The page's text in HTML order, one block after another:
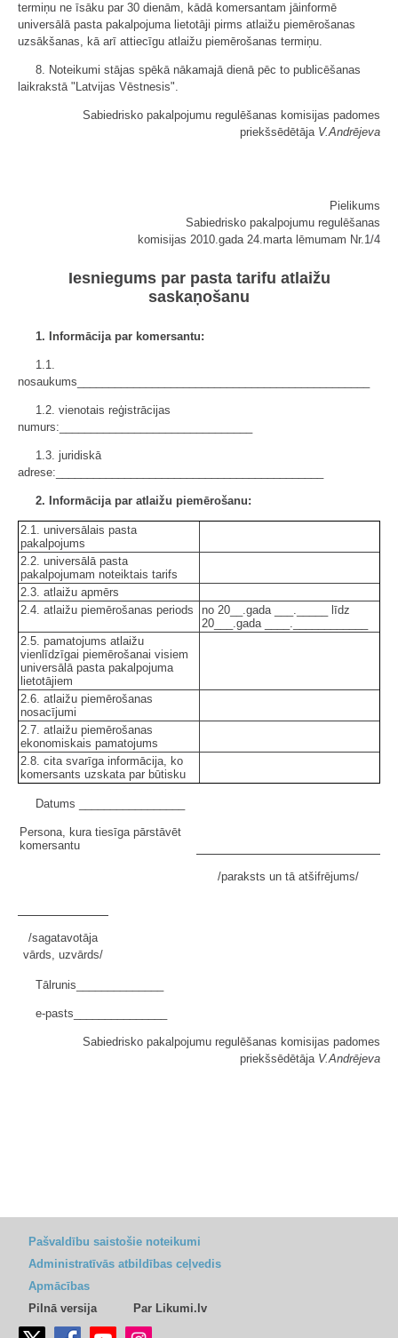
termiņu ne īsāku par 30 dienām, kādā komersantam jāinformē
universālā pasta pakalpojuma lietotāji pirms atlaižu piemērošanas
uzsākšanas, kā arī attiecīgu atlaižu piemērošanas termiņu.
8. Noteikumi stājas spēkā nākamajā dienā pēc to publicēšanas
laikrakstā "Latvijas Vēstnesis".
Sabiedrisko pakalpojumu regulēšanas komisijas padomes
priekšsēdētāja V.Andrējeva
Pielikums
Sabiedrisko pakalpojumu regulēšanas
komisijas 2010.gada 24.marta lēmumam Nr.1/4
Iesniegums par pasta tarifu atlaižu
saskaņošanu
1. Informācija par komersantu:
1.1.
nosaukums_______________________________________________
1.2. vienotais reģistrācijas
numurs:_______________________________
1.3. juridiskā
adrese:___________________________________________
2. Informācija par atlaižu piemērošanu:
2.1. universālais pasta
pakalpojums
2.2. universālā pasta
pakalpojumam noteiktais tarifs
2.3. atlaižu apmērs
2.4. atlaižu piemērošanas periods
no 20__.gada ___._____ līdz
20___.gada ____.____________
2.5. pamatojums atlaižu
vienlīdzīgai piemērošanai visiem
universālā pasta pakalpojuma
lietotājiem
2.6. atlaižu piemērošanas
nosacījumi
2.7. atlaižu piemērošanas
ekonomiskais pamatojums
2.8. cita svarīga informācija, ko
komersants uzskata par būtisku
Datums _________________
Persona, kura tiesīga pārstāvēt
komersantu
/paraksts un tā atšifrējums/
/sagatavotāja
vārds, uzvārds/
Tālrunis______________
e-pasts_______________
Sabiedrisko pakalpojumu regulēšanas komisijas padomes
priekšsēdētāja V.Andrējeva
Pašvaldību saistošie noteikumi
Administratīvās atbildības ceļvedis
Apmācības
Pilnā versija
Par Likumi.lv